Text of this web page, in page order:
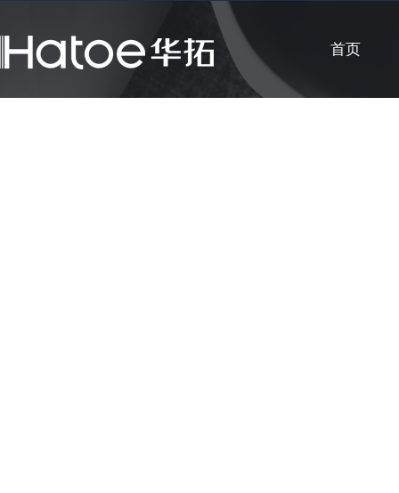
首页
公司新闻 知识课堂